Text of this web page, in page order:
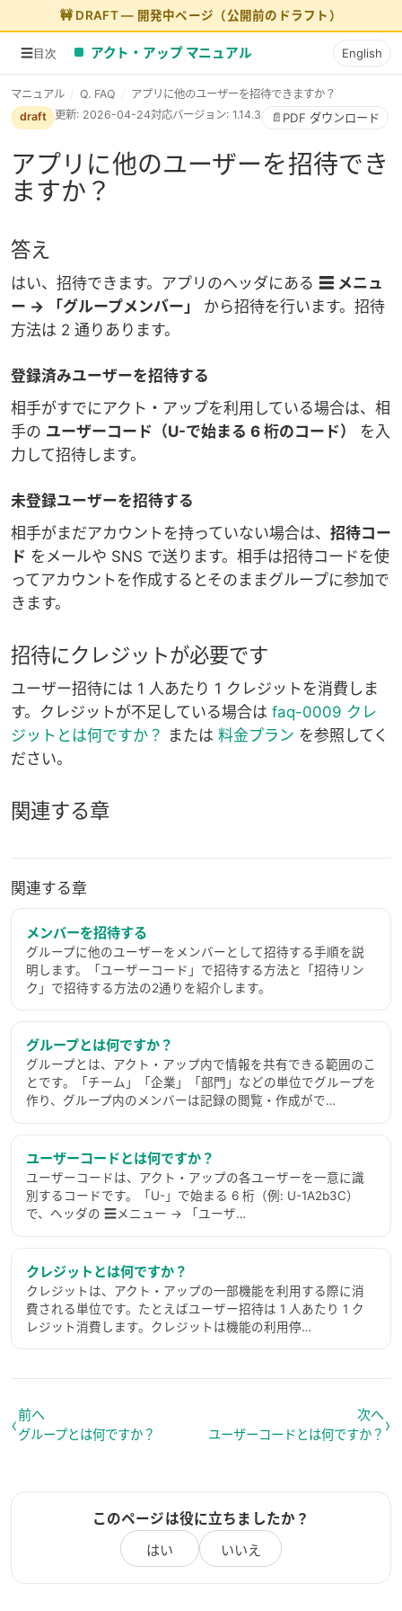
☰目次 アクト・アップ マニュアル English
マニュアル Q. FAQ
アプリに他のユーザーを招待できますか？
draft
更新: 2026-04-24対応バージョン: 1.14.3 📄 PDF ダウンロード
アプリに他のユーザーを招待でき
ますか？
答え
はい、招待できます。アプリのヘッダにある ☰ メニュ
ー → 「 グループメンバー 」
から招待を行います。招待
方法は 2 通りあります。
登録済みユーザーを招待する
相手がすでにアクト・アップを利用している場合は、相
手の ユーザーコード（U-で始まる 6 桁のコード）
を入
力して招待します。
未登録ユーザーを招待する
相手がまだアカウントを持っていない場合は、 招待コー
ド をメールや SNS で送ります。相手は招待コードを使
ってアカウントを作成するとそのままグループに参加で
きます。
招待にクレジットが必要です
ユーザー招待には 1 人あたり 1 クレジットを消費しま
す。クレジットが不足している場合は faq-0009 クレ
ジットとは何ですか？ または 料金プラン を参照してく
ださい。
関連する章
関連する章
メンバーを招待する
グループに他のユーザーをメンバーとして招待する手順を説
明します。「ユーザーコード」で招待する方法と「招待リン
ク」で招待する方法の2通りを紹介します。
グループとは何ですか？
グループとは、アクト・アップ内で情報を共有できる範囲のこ
とです。「チーム」「企業」「部門」などの単位でグループを
作り、グループ内のメンバーは記録の閲覧・作成がで…
ユーザーコードとは何ですか？
ユーザーコードは、アクト・アップの各ユーザーを一意に識
別するコードです。「U-」で始まる 6 桁（例: U-1A2b3C）
で、ヘッダの ☰メニュー → 「ユーザ…
クレジットとは何ですか？
クレジットは、アクト・アップの一部機能を利用する際に消
費される単位です。たとえばユーザー招待は 1 人あたり 1 ク
レジット消費します。クレジットは機能の利用停…
‹前へ
グループとは何ですか？
次へ
ユーザーコードとは何ですか？ ›
このページは役に立ちましたか？
はい
いいえ